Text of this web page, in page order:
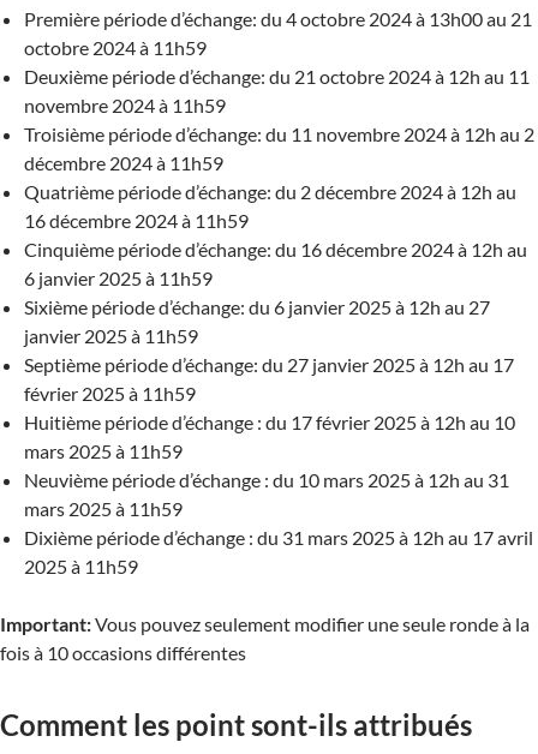
Première période d’échange: du 4 octobre 2024 à 13h00 au 21
octobre 2024 à 11h59
Deuxième période d’échange: du 21 octobre 2024 à 12h au 11
novembre 2024 à 11h59
Troisième période d’échange: du 11 novembre 2024 à 12h au 2
décembre 2024 à 11h59
Quatrième période d’échange: du 2 décembre 2024 à 12h au
16 décembre 2024 à 11h59
Cinquième période d’échange: du 16 décembre 2024 à 12h au
6 janvier 2025 à 11h59
Sixième période d’échange: du 6 janvier 2025 à 12h au 27
janvier 2025 à 11h59
Septième période d’échange: du 27 janvier 2025 à 12h au 17
février 2025 à 11h59
Huitième période d’échange : du 17 février 2025 à 12h au 10
mars 2025 à 11h59
Neuvième période d’échange : du 10 mars 2025 à 12h au 31
mars 2025 à 11h59
Dixième période d’échange : du 31 mars 2025 à 12h au 17 avril
2025 à 11h59
Important:Vous pouvez seulement modifier une seule ronde à la
fois à 10 occasions différentes
Comment les point sont-ils attribués